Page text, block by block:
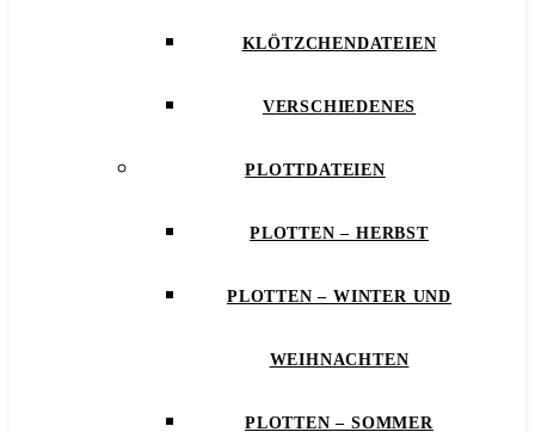
KLÖTZCHENDATEIEN
VERSCHIEDENES
PLOTTDATEIEN
PLOTTEN – HERBST
PLOTTEN – WINTER UND
WEIHNACHTEN
PLOTTEN – SOMMER